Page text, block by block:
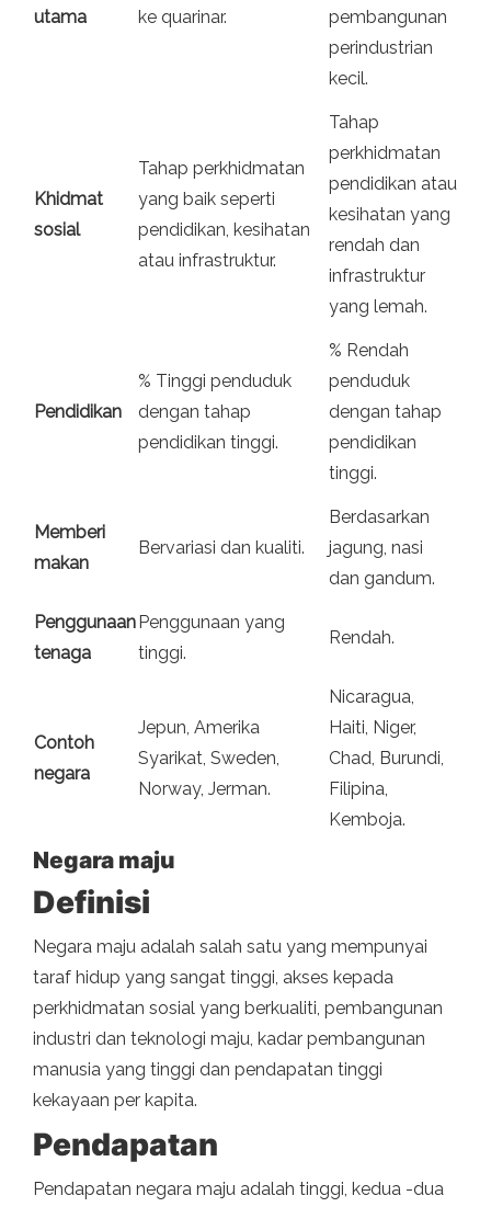
utama ke quarinar.
pembangunan
perindustrian
kecil.
Khidmat
sosial
Tahap perkhidmatan
yang baik seperti
pendidikan, kesihatan
atau infrastruktur.
Tahap
perkhidmatan
pendidikan atau
kesihatan yang
rendah dan
infrastruktur
yang lemah.
Pendidikan
% Tinggi penduduk
dengan tahap
pendidikan tinggi.
% Rendah
penduduk
dengan tahap
pendidikan
tinggi.
Memberi
makan
Bervariasi dan kualiti.
Berdasarkan
jagung, nasi
dan gandum.
Penggunaan
tenaga
Penggunaan yang
tinggi.
Rendah.
Contoh
negara
Jepun, Amerika
Syarikat, Sweden,
Norway, Jerman.
Nicaragua,
Haiti, Niger,
Chad, Burundi,
Filipina,
Kemboja.
Negara maju
Definisi
Negara maju adalah salah satu yang mempunyai
taraf hidup yang sangat tinggi, akses kepada
perkhidmatan sosial yang berkualiti, pembangunan
industri dan teknologi maju, kadar pembangunan
manusia yang tinggi dan pendapatan tinggi
kekayaan per kapita.
Pendapatan
Pendapatan negara maju adalah tinggi, kedua -dua